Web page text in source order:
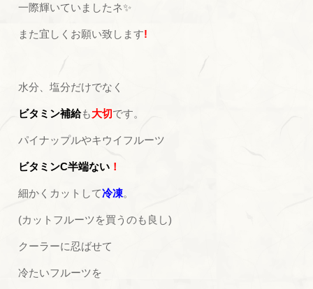
一際輝いていましたネ✨
また宜しくお願い致します!
水分、塩分だけでなく
ビタミン補給も大切です。
パイナップルやキウイフルーツ
ビタミンC半端ない ！
細かくカットして冷凍。
(カットフルーツを買うのも良し)
クーラーに忍ばせて
冷たいフルーツを